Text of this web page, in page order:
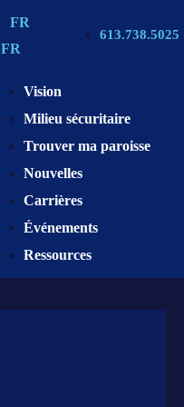
FR
FR
613.738.5025
Vision
Milieu sécuritaire
Trouver ma paroisse
Nouvelles
Carrières
Événements
Ressources